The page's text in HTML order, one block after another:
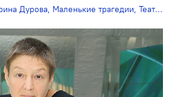
Дурова, Маленькие трагедии, Театр на Малой Бронной